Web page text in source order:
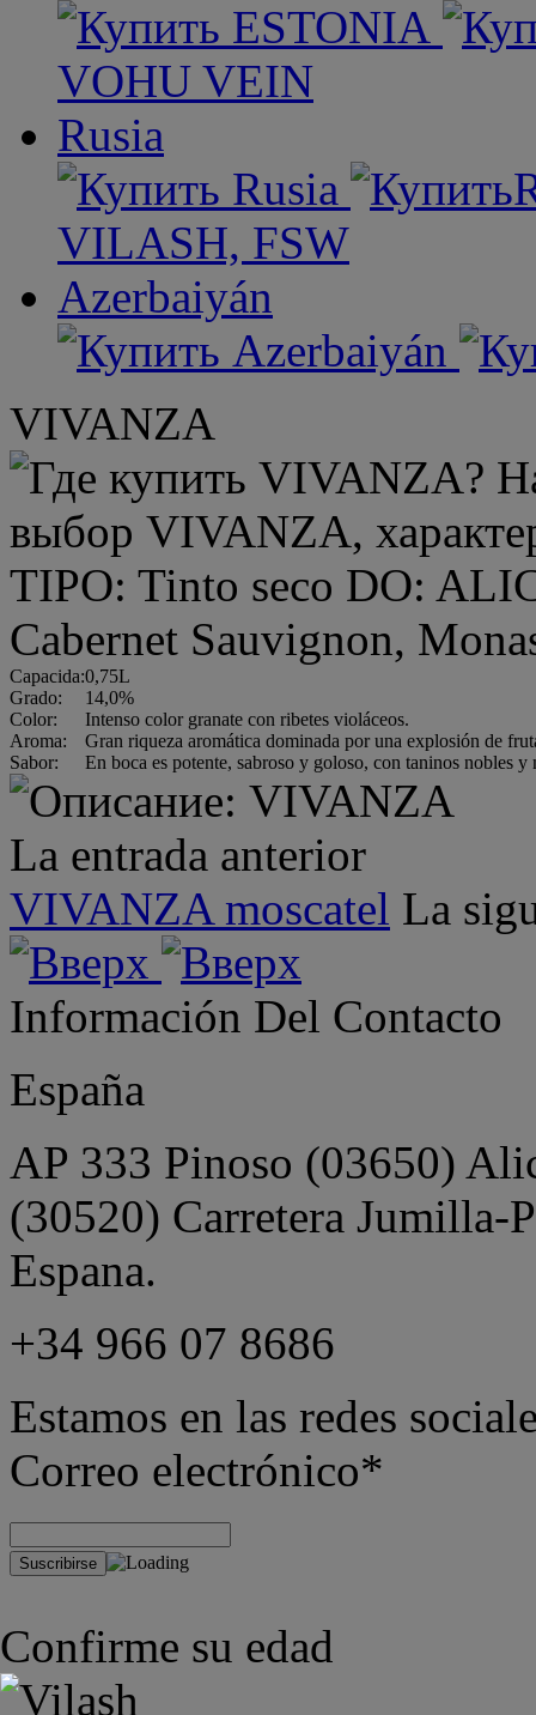
Confirme su edad
VOHU VEIN
Rusia
VILASH, FSW
Azerbaiyán
VIVANZA
TIPO: Tinto seco DO:
Cabernet Sauvignon,
Capacida:0,75L
Grado:
14,0%
Color:
Intenso color granate con ribetes violáceos.
Aroma:
Gran riqueza aromática dominada por una explosión de
Sabor:
En boca es potente, sabroso y goloso, con taninos nobles y
La entrada anterior
VIVANZA moscatel La
Información Del Contacto
España
AP 333 Pinoso (03650)
(30520) Carretera
Espana.
+34 966 07 8686
Estamos en las redes
Correo electrónico*